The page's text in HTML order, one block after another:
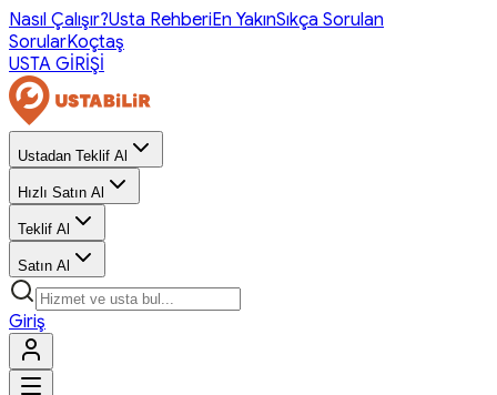
Nasıl Çalışır?Usta RehberiEn YakınSıkça Sorulan
SorularKoçtaş
USTA GİRİŞİ
Ustadan Teklif Al
Hızlı Satın Al
Teklif Al
Satın Al
Giriş